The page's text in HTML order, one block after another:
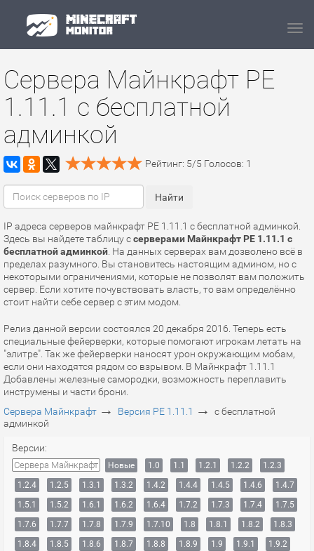
Сервера Майнкрафт PE
1.11.1 с бесплатной
админкой
Рейтинг: 5/5 Голосов: 1
IP адреса серверов майнкрафт PE 1.11.1 с бесплатной админкой.
Здесь вы найдете таблицу ссерверами Майнкрафт PE 1.11.1 с
бесплатной админкой . На данных серверах вам дозволено всё в
пределах разумного. Вы становитесь настоящим админом, но с
некоторыми ограничениями, которые не позволят вам положить
сервер. Если хотите почувствовать власть, то вам определённо
стоит найти себе сервер с этим модом.
Релиз данной версии состоялся 20 декабря 2016. Теперь есть
специальные фейерверки, которые помогают игрокам летать на
"элитре". Так же фейерверки наносят урон окружающим мобам,
если они находятся рядом со взрывом. В Майнкрафт 1.11.1
Добавлены железные самородки, возможность переплавить
инструмены и части брони.
Сервера Майнкрафт → Версия PE 1.11.1 →
с бесплатной
админкой
Версии:
Сервера Майнкрафт Новые 1.0 1.1 1.2.1 1.2.2
1.2.3
1.2.4
1.2.5 1.3.1 1.3.2 1.4.2 1.4.4 1.4.5 1.4.6
1.4.7
1.5.1
1.5.2 1.6.1 1.6.2 1.6.4 1.7.2 1.7.3 1.7.4
1.7.5
1.7.6
1.7.7 1.7.8 1.7.9 1.7.10 1.8 1.8.1 1.8.2
1.8.3
1.8.4
1.8.5 1.8.6 1.8.7 1.8.8 1.8.9 1.9 1.9.1
1.9.2